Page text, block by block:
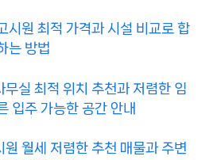
시원 최적 가격과 시설 비교로 합
는 방법
무실 최적 위치 추천과 저렴한 임
입주 가능한 공간 안내
원 월세 저렴한 추천 매물과 주변